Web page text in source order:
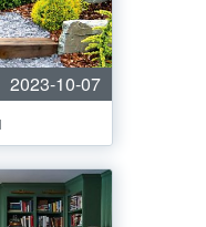
2023-10-07